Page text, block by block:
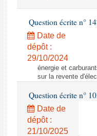
Question écrite n°
Date de
dépôt :
29/10/2024
énergie et
sur la revente
Question écrite n°
Date de
dépôt :
21/10/2025